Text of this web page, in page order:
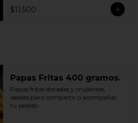
$11.500
Papas Fritas 400 gramos.
Papas fritas doradas y crujientes,
ideales para compartir o acompañar
tu pedido.